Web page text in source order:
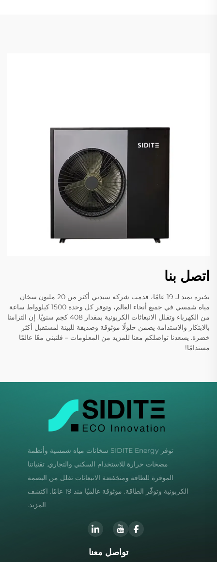
اتصل بنا
بخبرة تمتد لـ 19 عامًا، قدمت شركة سيدتي أكثر من 20 مليون سخان
مياه شمسي في جميع أنحاء العالم، وتوفر كل وحدة 1500 كيلوواط ساعة
من الكهرباء وتقلل الانبعاثات الكربونية بمقدار 408 كجم سنويًا. إن التزامنا
بالابتكار والاستدامة يضمن حلولًا موثوقة وصديقة للبيئة لمستقبل أكثر
خضرة. يسعدنا تواصلكم معنا للمزيد من المعلومات – فلنبني معًا عالمًا
مستدامًا!
توفر SIDITE Energy سخانات مياه شمسية وأنظمة
مضخات حرارة للاستخدام السكني والتجاري. تقنياتنا
الموفرة للطاقة ومنخفضة الانبعاثات تقلل من البصمة
الكربونية وتوفّر الطاقة. موثوقة عالميًا منذ 19 عامًا. اكتشف
المزيد.
تواصل معنا